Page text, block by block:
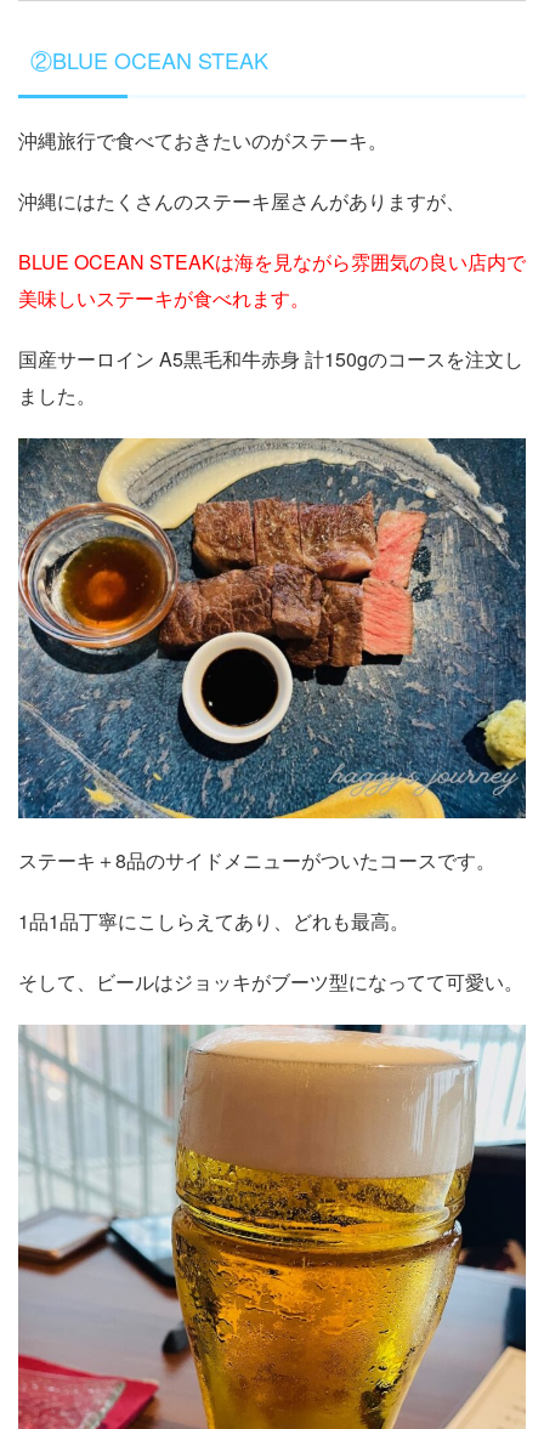
②BLUE OCEAN STEAK
沖縄旅行で食べておきたいのがステーキ。
沖縄にはたくさんのステーキ屋さんがありますが、
BLUE OCEAN STEAKは海を見ながら雰囲気の良い店内で
美味しいステーキが食べれます。
国産サーロイン A5黒毛和牛赤身 計150gのコースを注文し
ました。
ステーキ＋8品のサイドメニューがついたコースです。
1品1品丁寧にこしらえてあり、どれも最高。
そして、ビールはジョッキがブーツ型になってて可愛い。